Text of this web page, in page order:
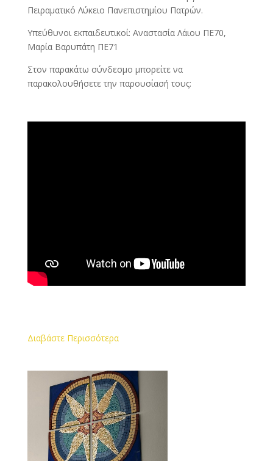
Πειραματικό Λύκειο Πανεπιστημίου Πατρών.
Υπεύθυνοι εκπαιδευτικοί: Αναστασία Λάιου ΠΕ70,
Μαρία Βαρυπάτη ΠΕ71
Στον παρακάτω σύνδεσμο μπορείτε να
παρακολουθήσετε την παρουσίασή τους:
Διαβάστε Περισσότερα